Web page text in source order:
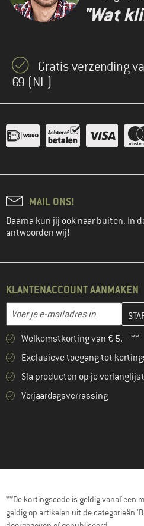
"Wat
Gratis verzending
69 (NL)
MAIL ONS!
Daarna kun jij ook naar buiten. In
antwoorden wij!
KLANTENACCOUNT AANMAKEN
E-mailadres
Vul je e-mailadres hier in en maak
Welkomstkorting van € 5,- **
Exclusieve toegang tot
Sla producten op je
Verjaardagsverrassing
**De kortingscode is geldig vanaf een
geldig op artikelen uit de categorieën